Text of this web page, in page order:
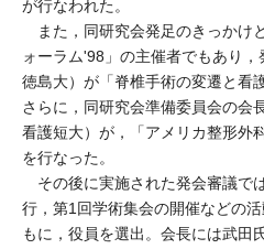
が行なわれた。
また，同研究会発足のきっかけ
ォーラム'98」の主催者でもあり
徳島大）が「脊椎手術の変遷と看
さらに，同研究会準備委員会の会
看護短大）が，「アメリカ整形外
を行なった。
その後に実施された発会審議で
行，第1回学術集会の開催などの
もに，役員を選出。会長には武田